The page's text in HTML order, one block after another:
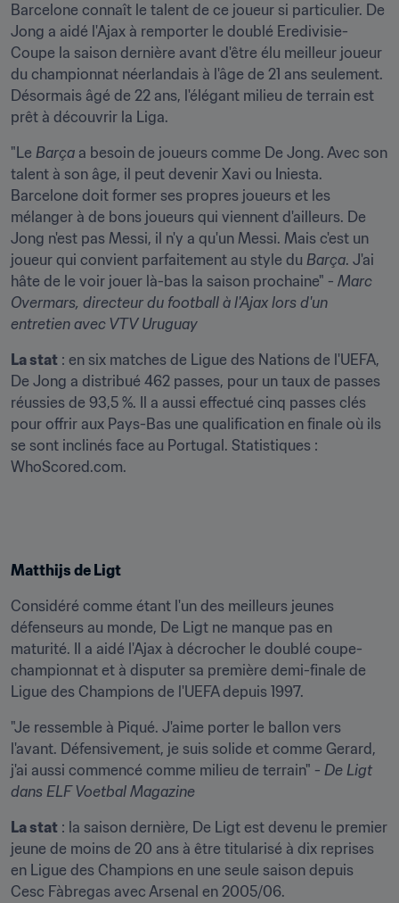
Barcelone connaît le talent de ce joueur si particulier. De
Jong a aidé l'Ajax à remporter le doublé Eredivisie-
Coupe la saison dernière avant d'être élu meilleur joueur
du championnat néerlandais à l'âge de 21 ans seulement.
Désormais âgé de 22 ans, l'élégant milieu de terrain est
prêt à découvrir la Liga.
"Le Barça a besoin de joueurs comme De Jong. Avec son
talent à son âge, il peut devenir Xavi ou Iniesta.
Barcelone doit former ses propres joueurs et les
mélanger à de bons joueurs qui viennent d'ailleurs. De
Jong n'est pas Messi, il n'y a qu'un Messi. Mais c'est un
joueur qui convient parfaitement au style du Barça. J'ai
hâte de le voir jouer là-bas la saison prochaine" - Marc
Overmars, directeur du football à l'Ajax lors d'un
entretien avec VTV Uruguay
La stat : en six matches de Ligue des Nations de l'UEFA,
De Jong a distribué 462 passes, pour un taux de passes
réussies de 93,5 %. Il a aussi effectué cinq passes clés
pour offrir aux Pays-Bas une qualification en finale où ils
se sont inclinés face au Portugal. Statistiques :
WhoScored.com.
Matthijs de Ligt
Considéré comme étant l'un des meilleurs jeunes
défenseurs au monde, De Ligt ne manque pas en
maturité. Il a aidé l'Ajax à décrocher le doublé coupe-
championnat et à disputer sa première demi-finale de
Ligue des Champions de l'UEFA depuis 1997.
"Je ressemble à Piqué. J'aime porter le ballon vers
l'avant. Défensivement, je suis solide et comme Gerard,
j'ai aussi commencé comme milieu de terrain" - De Ligt
dans ELF Voetbal Magazine
La stat : la saison dernière, De Ligt est devenu le premier
jeune de moins de 20 ans à être titularisé à dix reprises
en Ligue des Champions en une seule saison depuis
Cesc Fàbregas avec Arsenal en 2005/06.